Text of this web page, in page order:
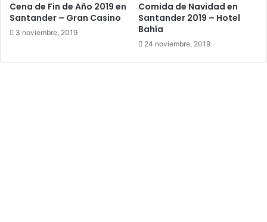
Cena de Fin de Año 2019 en
Santander – Gran Casino
3 noviembre, 2019
Comida de Navidad en
Santander 2019 – Hotel
Bahía
24 noviembre, 2019